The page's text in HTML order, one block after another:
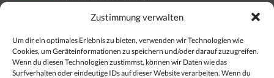
Zustimmung verwalten
Um dir ein optimales Erlebnis zu bieten, verwenden wir Technologien wie
Cookies, um Geräteinformationen zu speichern und/oder darauf zuzugreifen.
Wenn du diesen Technologien zustimmst, können wir Daten wie das
Surfverhalten oder eindeutige IDs auf dieser Website verarbeiten. Wenn du
Ausfall Stromversorgung in Teilen des Stadtgebietes
vor 4 Wochenvor 4 Wochen
Gefahr für Wald- und Vegetationsbrände steigt